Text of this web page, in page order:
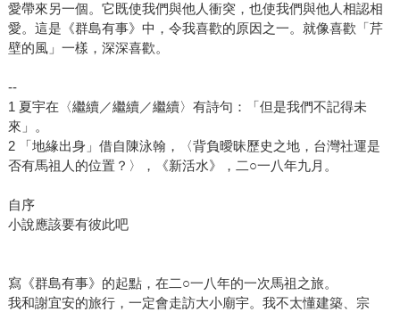
愛帶來另一個。它既使我們與他人衝突，也使我們與他人相認相
愛。這是《群島有事》中，令我喜歡的原因之一。就像喜歡「芹
壁的風」一樣，深深喜歡。
--
1 夏宇在〈繼續／繼續／繼續〉有詩句：「但是我們不記得未
來」。
2 「地緣出身」借自陳泳翰，〈背負曖昧歷史之地，台灣社運是
否有馬祖人的位置？〉，《新活水》，二○一八年九月。
自序
小說應該要有彼此吧
寫《群島有事》的起點，在二○一八年的一次馬祖之旅。
我和謝宜安的旅行，一定會走訪大小廟宇。我不太懂建築、宗